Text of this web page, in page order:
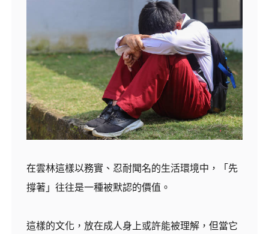
在雲林這樣以務實、忍耐聞名的生活環境中，「先
撐著」往往是一種被默認的價值。
這樣的文化，放在成人身上或許能被理解，但當它